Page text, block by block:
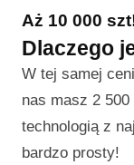
Aż 10 000
Dlaczego
W tej samej
nas masz 2
technologią z
bardzo prosty!